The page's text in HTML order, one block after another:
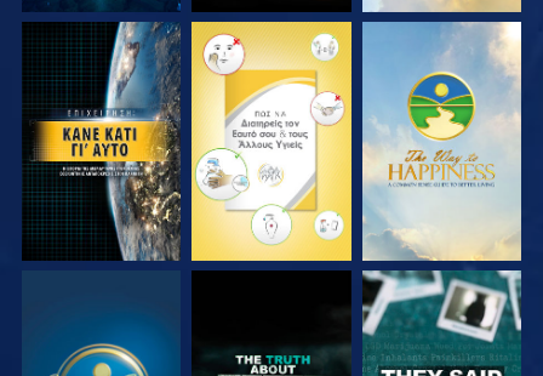
ΠΑΡΑΚΟΛΟΥΘΗΣΤΕ ΠΑΡΑΚΟΛΟΥΘΗΣΤΕ ΠΑΡΑΚΟΛΟΥΘΗΣΤΕ
ΠΑΡΑΚΟΛΟΥΘΗΣΤΕ ΠΑΡΑΚΟΛΟΥΘΗΣΤΕ ΠΑΡΑΚΟΛΟΥΘΗΣΤΕ